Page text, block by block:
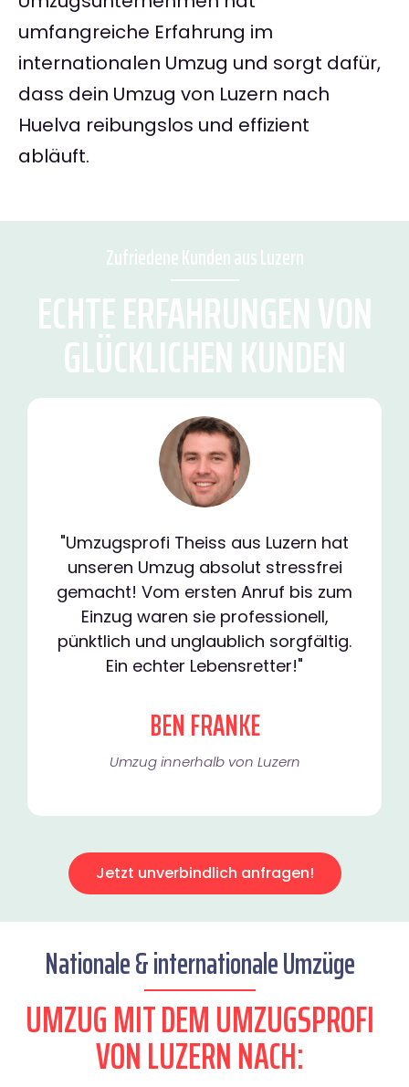
umfangreiche Erfahrung im
internationalen Umzug und sorgt dafür,
dass dein Umzug von Luzern nach
Huelva reibungslos und effizient
abläuft.
Zufriedene Kunden aus Luzern
ECHTE ERFAHRUNGEN VON
GLÜCKLICHEN KUNDEN
"Umzugsprofi Theiss aus Luzern hat
unseren Umzug absolut stressfrei
gemacht! Vom ersten Anruf bis zum
Einzug waren sie professionell,
pünktlich und unglaublich sorgfältig.
Ein echter Lebensretter!"
BEN FRANKE
Umzug innerhalb von Luzern​
Jetzt unverbindlich anfragen!
Nationale & internationale Umzüge
UMZUG MIT DEM UMZUGSPROFI
VON LUZERN NACH: